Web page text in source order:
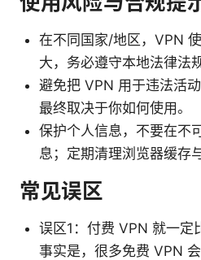
在不同国家/地区，VPN
大，务必遵守本地法律法
避免把 VPN 用于违法活
最终取决于你如何使用。
保护个人信息，不要在不
息；定期清理浏览器缓存
常见误区
误区1：付费 VPN 就一定
事实是，很多免费 VPN